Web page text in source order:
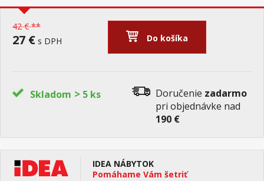
42 € **
27 € s DPH Do košíka
Skladom > 5 ks Doručenie zadarmo
pri objednávke nad
190 €
IDEA NÁBYTOK
Pomáhame Vám šetriť